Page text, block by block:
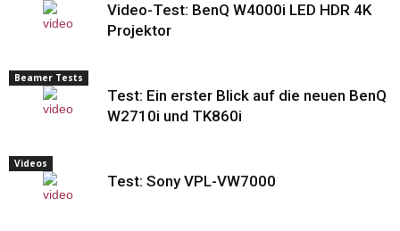
Video-Test: BenQ W4000i LED HDR 4K
Projektor
Beamer Tests
Test: Ein erster Blick auf die neuen BenQ
W2710i und TK860i
Videos
Test: Sony VPL-VW7000